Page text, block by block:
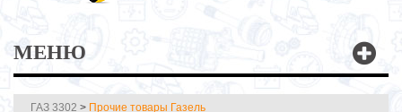
МЕНЮ
ГАЗ 3302 > Прочие товары Газель